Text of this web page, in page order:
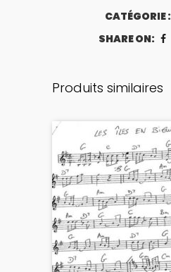
CATÉGORIE :
SHARE ON:
Produits similaires